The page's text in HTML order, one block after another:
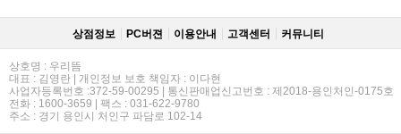
상점정보 PC버젼 이용안내 고객센터 커뮤니티
상호명 : 우리뜸
대표 : 김영란 | 개인정보 보호 책임자 : 이다현
사업자등록번호 :372-59-00295 | 통신판매업신고번호 : 제2018-용인처인-0175호
전화 : 1600-3659 | 팩스 : 031-622-9780
주소 : 경기 용인시 처인구 파담로 102-14